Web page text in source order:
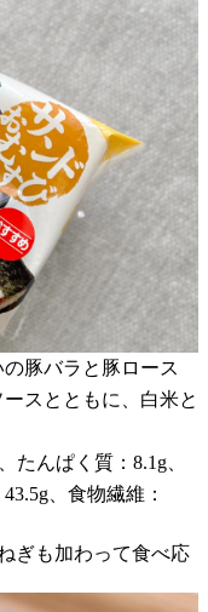
豚バラと豚ロース
スとともに、白米と
たんぱく質：8.1g、
、食物繊維：
ぎも加わって食べ応